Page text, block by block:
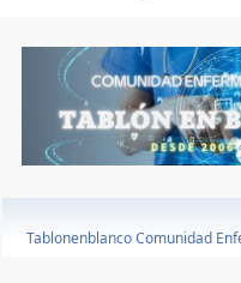
Tablonenblanco Comunidad